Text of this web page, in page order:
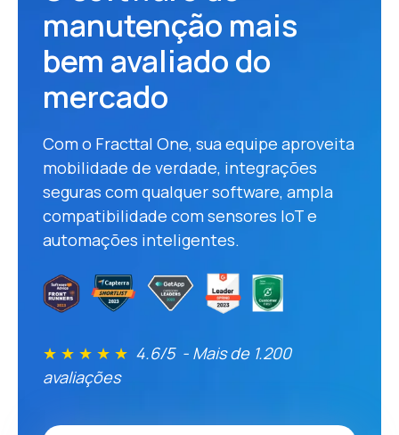
manutenção mais
bem avaliado do
mercado
Com o Fracttal One, sua equipe aproveita
mobilidade de verdade, integrações
seguras com qualquer software, ampla
compatibilidade com sensores IoT e
automações inteligentes.
★ ★ ★ ★ ★ 4.6/5 - Mais de 1.200
avaliações